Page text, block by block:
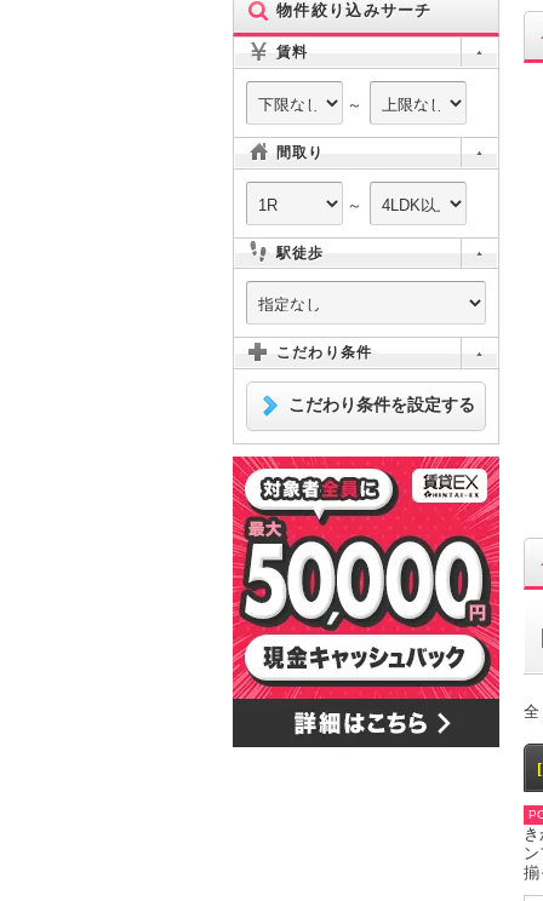
物件絞り込みサーチ
賃料
～
間取り
～
駅徒歩
こだわり条件
こだわり条件を設定する
全
揃